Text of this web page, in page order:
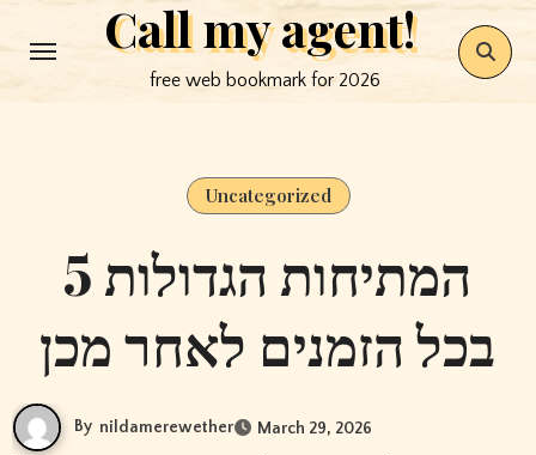
to
Call my agent!
free web bookmark for 2026
Uncategorized
5 המתיחות הגדולות
בכל הזמנים לאחר מכן
By nildamerewether March 29, 2026